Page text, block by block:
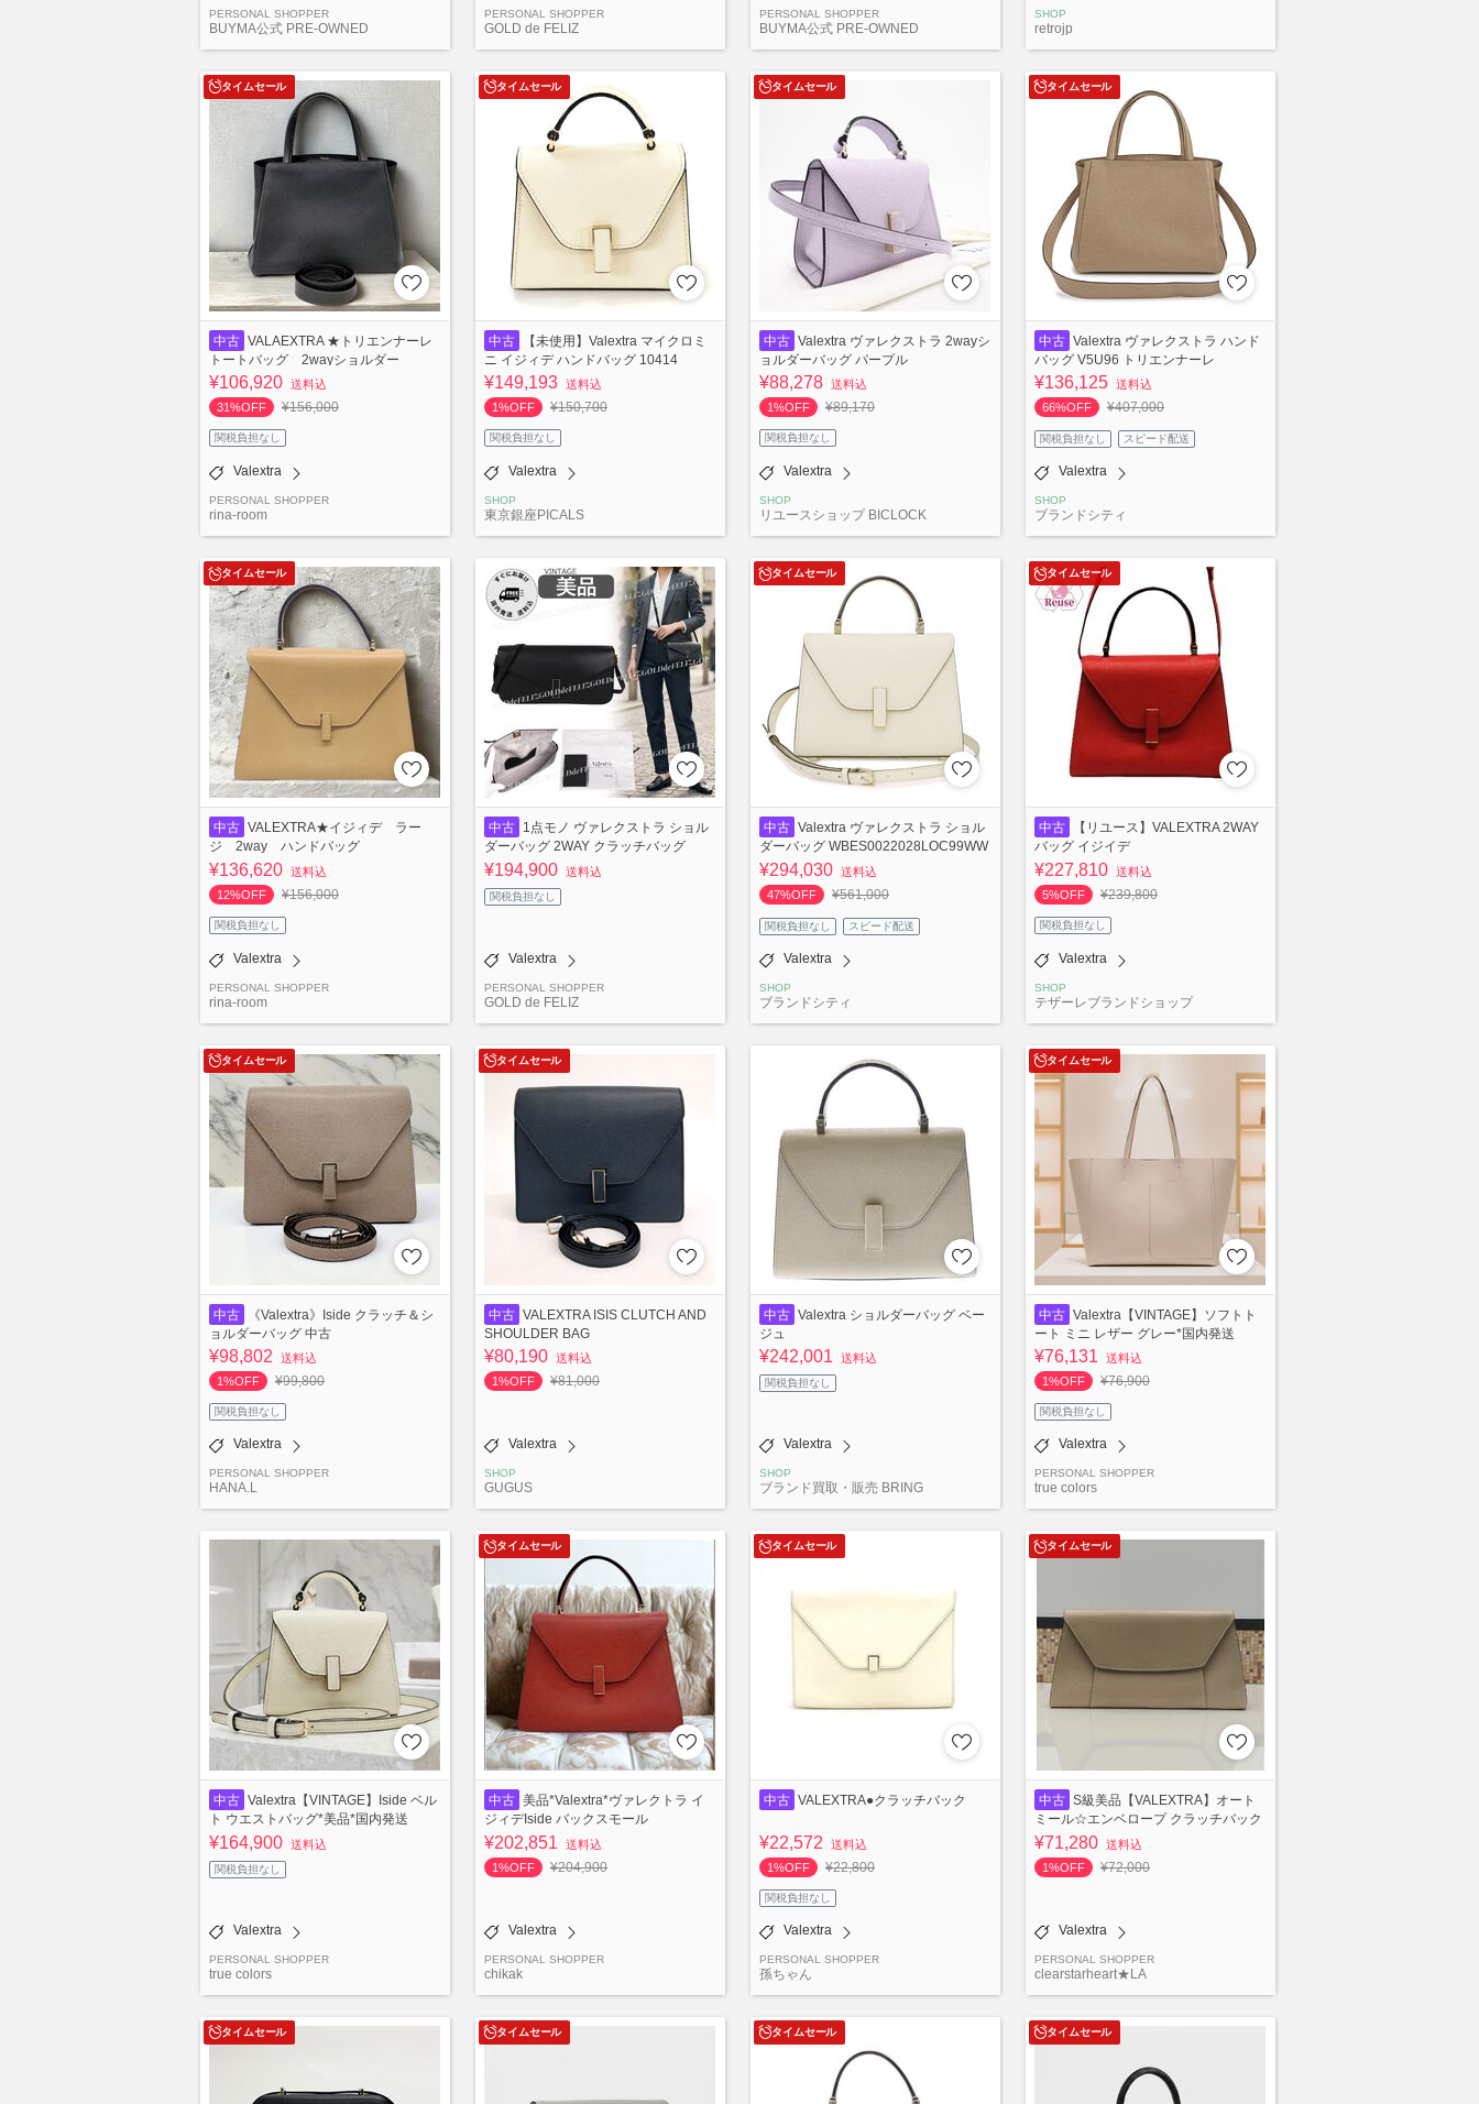
PERSONAL SHOPPER
BUYMA公式 PRE-OWNED
PERSONAL SHOPPER
GOLD de FELIZ
PERSONAL SHOPPER
BUYMA公式 PRE-OWNED
SHOP
retrojp
タイムセール
中古 VALAEXTRA ★トリエンナーレ
トートバッグ 2wayショルダー
¥106,920 送料込
31%OFF
¥156,000
関税負担なし
Valextra
PERSONAL SHOPPER
rina-room
タイムセール
中古
【未使用】Valextra マイクロミ
ニ イジィデ ハンドバッグ 10414
¥149,193 送料込
1%OFF
¥150,700
関税負担なし
Valextra
SHOP
東京銀座PICALS
タイムセール
中古 Valextra ヴァレクストラ 2wayシ
ョルダーバッグ パープル
¥88,278 送料込
1%OFF
¥89,170
関税負担なし
Valextra
SHOP
リユースショップ BICLOCK
タイムセール
中古 Valextra ヴァレクストラ ハンド
バッグ V5U96 トリエンナーレ
¥136,125 送料込
66%OFF
¥407,000
関税負担なし スピード配送
Valextra
SHOP
ブランドシティ
タイムセール
中古 VALEXTRA★イジィデ ラー
ジ 2way ハンドバッグ
¥136,620 送料込
12%OFF
¥156,000
関税負担なし
Valextra
PERSONAL SHOPPER
rina-room
中古
1点モノ ヴァレクストラ ショル
ダーバッグ 2WAY クラッチバッグ
¥194,900 送料込
関税負担なし
Valextra
PERSONAL SHOPPER
GOLD de FELIZ
タイムセール
中古 Valextra ヴァレクストラ ショル
ダーバッグ WBES0022028LOC99WW
¥294,030 送料込
47%OFF
¥561,000
関税負担なし スピード配送
Valextra
SHOP
ブランドシティ
タイムセール
中古
【リユース】VALEXTRA 2WAY
バッグ イジイデ
¥227,810 送料込
5%OFF
¥239,800
関税負担なし
Valextra
SHOP
テザーレブランドショップ
タイムセール
中古
《Valextra》Iside クラッチ＆シ
ョルダーバッグ 中古
¥98,802
送料込
1%OFF
¥99,800
関税負担なし
Valextra
PERSONAL SHOPPER
HANA.L
タイムセール
中古 VALEXTRA ISIS CLUTCH AND
SHOULDER BAG
¥80,190 送料込
1%OFF
¥81,000
Valextra
SHOP
GUGUS
中古 Valextra ショルダーバッグ ベー
ジュ
¥242,001 送料込
関税負担なし
Valextra
SHOP
ブランド買取・販売 BRING
タイムセール
中古 Valextra【VINTAGE】ソフトト
ート ミニ レザー グレー*国内発送
¥76,131
送料込
1%OFF
¥76,900
関税負担なし
Valextra
PERSONAL SHOPPER
true colors
中古 Valextra【VINTAGE】Iside ベル
ト ウエストバッグ*美品*国内発送
¥164,900 送料込
関税負担なし
Valextra
PERSONAL SHOPPER
true colors
タイムセール
中古 美品*Valextra*ヴァレクトラ イ
ジィデIside バックスモール
¥202,851
送料込
1%OFF
¥204,900
Valextra
PERSONAL SHOPPER
chikak
タイムセール
中古 VALEXTRA●クラッチバック
¥22,572
送料込
1%OFF
¥22,800
関税負担なし
Valextra
PERSONAL SHOPPER
孫ちゃん
タイムセール
中古 S級美品【VALEXTRA】オート
ミール☆エンベロープ クラッチバック
¥71,280 送料込
1%OFF
¥72,000
Valextra
PERSONAL SHOPPER
clearstarheart★LA
タイムセール タイムセール タイムセール タイムセール